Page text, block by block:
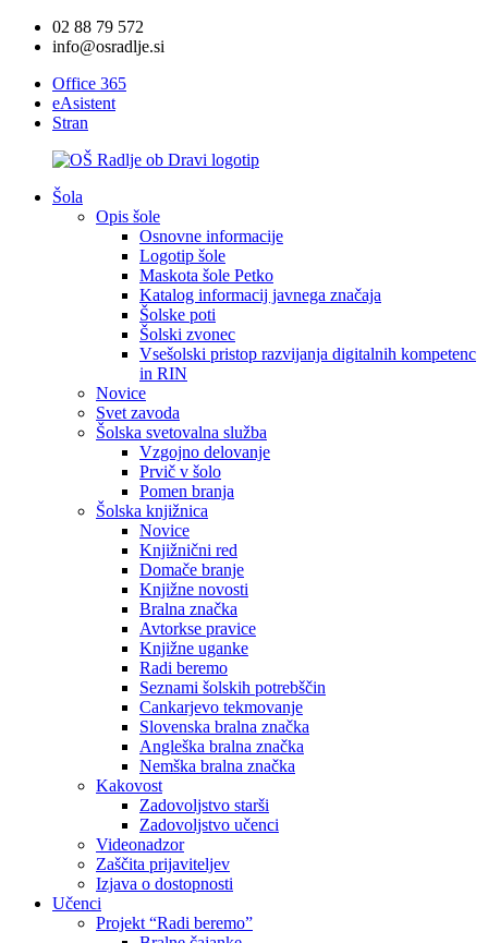
02 88 79 572
info@osradlje.si
Office 365
eAsistent
Stran
Šola
Opis šole
Osnovne informacije
Logotip šole
Maskota šole Petko
Katalog informacij javnega značaja
Šolske poti
Šolski zvonec
Vsešolski pristop razvijanja digitalnih kompetenc
in RIN
Novice
Svet zavoda
Šolska svetovalna služba
Vzgojno delovanje
Prvič v šolo
Pomen branja
Šolska knjižnica
Novice
Knjižnični red
Domače branje
Knjižne novosti
Bralna značka
Avtorkse pravice
Knjižne uganke
Radi beremo
Seznami šolskih potrebščin
Cankarjevo tekmovanje
Slovenska bralna značka
Angleška bralna značka
Nemška bralna značka
Kakovost
Zadovoljstvo starši
Zadovoljstvo učenci
Videonadzor
Zaščita prijaviteljev
Izjava o dostopnosti
Učenci
Projekt “Radi beremo”